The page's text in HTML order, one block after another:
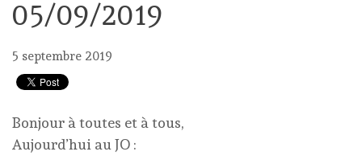
05/09/2019
5 septembre 2019
Bonjour à toutes et à tous,
Aujourd’hui au JO :